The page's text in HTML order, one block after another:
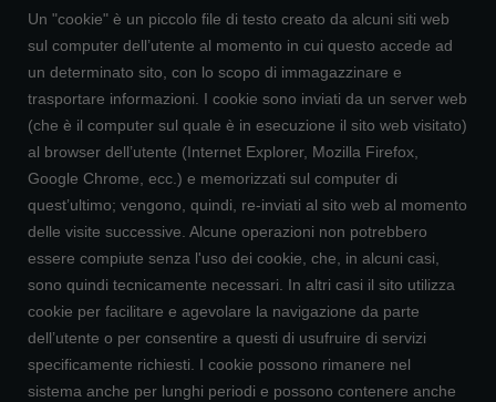
Un "cookie" è un piccolo file di testo creato da alcuni siti web
sul computer dell’utente al momento in cui questo accede ad
un determinato sito, con lo scopo di immagazzinare e
trasportare informazioni. I cookie sono inviati da un server web
(che è il computer sul quale è in esecuzione il sito web visitato)
al browser dell’utente (Internet Explorer, Mozilla Firefox,
Google Chrome, ecc.) e memorizzati sul computer di
quest’ultimo; vengono, quindi, re-inviati al sito web al momento
delle visite successive. Alcune operazioni non potrebbero
essere compiute senza l'uso dei cookie, che, in alcuni casi,
sono quindi tecnicamente necessari. In altri casi il sito utilizza
cookie per facilitare e agevolare la navigazione da parte
dell’utente o per consentire a questi di usufruire di servizi
specificamente richiesti. I cookie possono rimanere nel
sistema anche per lunghi periodi e possono contenere anche